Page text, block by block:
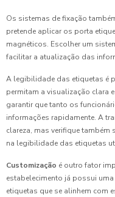
Os sistemas de fixação
pretende aplicar os porta
magnéticos. Escolher um
facilitar a atualização das
A legibilidade das etiquetas é
permitam a visualização clara
garantir que tanto os
informações rapidamente. A
clareza, mas verifique
na legibilidade das etiquetas
Customização é outro fator
estabelecimento já possui
etiquetas que se alinhem com